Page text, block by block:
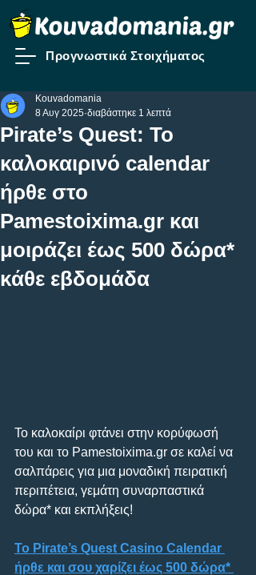
Προγνωστικά Στοιχήματος
Pirate’s Quest: Το
καλοκαιρινό calendar
ήρθε στο
Pamestoixima.gr και
μοιράζει έως 500 δώρα*
κάθε εβδομάδα
Kouvadomania
8 Αυγ 2025 διαβάστηκε 1 λεπτά
Το καλοκαίρι φτάνει στην κορύφωσή
του και το Pamestoixima.gr σε καλεί να
σαλπάρεις για μια μοναδική πειρατική
περιπέτεια, γεμάτη συναρπαστικά
δώρα* και εκπλήξεις!
Το Pirate’s Quest Casino Calendar
ήρθε και σου χαρίζει έως 500 δώρα*